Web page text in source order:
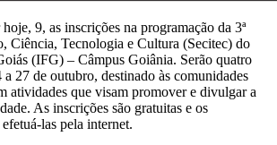
9, as inscrições na programação da 3ª
Ciência, Tecnologia e Cultura (Secitec) do
(IFG) – Câmpus Goiânia. Serão quatro
a 27 de outubro, destinado às comunidades
atividades que visam promover e divulgar a
As inscrições são gratuitas e os
las pela internet.